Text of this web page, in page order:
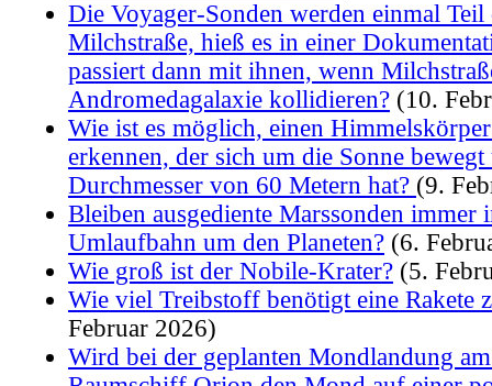
Die Voyager-Sonden werden einmal Teil
Milchstraße, hieß es in einer
passiert dann mit ihnen, wenn
Andromedagalaxie kollidieren? (10.
Wie ist es möglich, einen
erkennen, der sich um die Sonne
Durchmesser von 60 Metern hat? (9.
Bleiben ausgediente Marssonden immer
Umlaufbahn um den Planeten? (6.
Wie groß ist der Nobile-Krater? (5.
Wie viel Treibstoff benötigt eine Rakete
Februar 2026)
Wird bei der geplanten Mondlandung